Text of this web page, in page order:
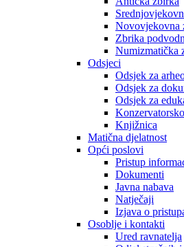
Novovjekovna
Zbrika
Numizmatička
Odsjeci
Odsjek za
Odsjek za
Odsjek za
Knjižnica
Matična djelatnost
Opći poslovi
Pristup
Dokumenti
Javna nabava
Natječaji
Izjava o
Osoblje i kontakti
Ured ravnatelja